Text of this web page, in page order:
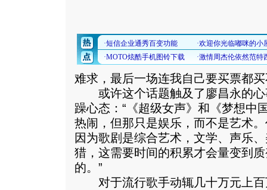
难求，最后一场连我自己要买票都买
或许这个话题触及了廖昌永的心
躁心态：“《超级女声》和《梦想中
热闹，但那只是娱乐，而不是艺术
因为歌剧是综合艺术，文学、声乐
猎，这需要时间的积累才会量变到
的。”
对于流行歌手动辄几十万元上百